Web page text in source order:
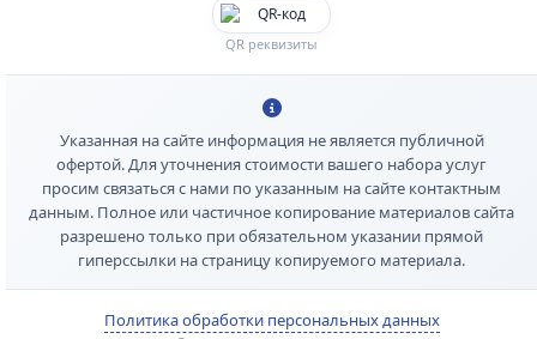
QR реквизиты
Указанная на сайте информация не является публичной
офертой. Для уточнения стоимости вашего набора услуг
просим связаться с нами по указанным на сайте контактным
данным. Полное или частичное копирование материалов сайта
разрешено только при обязательном указании прямой
гиперссылки на страницу копируемого материала.
Политика обработки персональных данных